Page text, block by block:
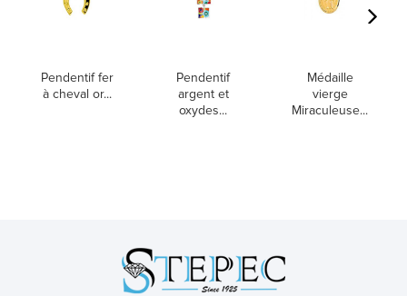
Pendentif fer
à cheval or...
Pendentif
argent et
oxydes...
Médaille
vierge
Miraculeuse...